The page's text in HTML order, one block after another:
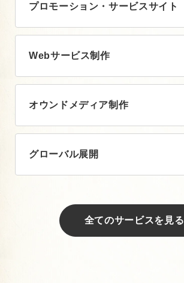
プロモーション・サービスサイト
Webサービス制作
オウンドメディア制作
グローバル展開
全てのサービスを見る